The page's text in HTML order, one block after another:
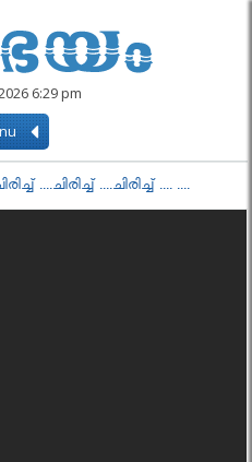
6:29 pm
....ചിരിച്ച് ....ചിരിച്ച് .... ....